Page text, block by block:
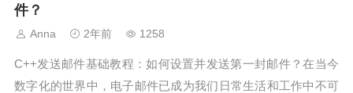
议，您可以保...
件？
Anna 2年前 1258
C++发送邮件基础教程：如何设置并发送第一封邮件？在当今
数字化的世界中，电子邮件已成为我们日常生活和工作中不可